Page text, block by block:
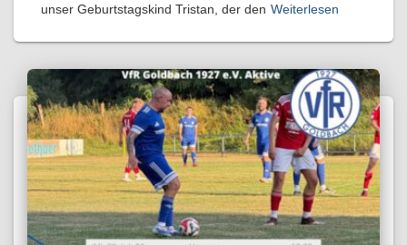
unser Geburtstagskind Tristan, der den Weiterlesen